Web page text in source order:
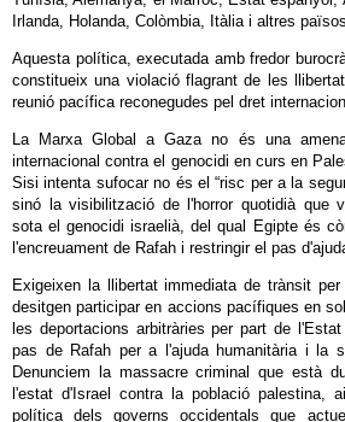
Irlanda, Holanda, Colòmbia, Itàlia i altres
Aquesta política, executada amb fredor
constitueix una violació flagrant de les
reunió pacífica reconegudes pel dret
La Marxa Global a Gaza no és una
internacional contra el genocidi en curs en
Sisi intenta sufocar no és el “risc per a la
sinó la visibilització de l'horror quotidià que
sota el genocidi israelià, del qual Egipte és
l'encreuament de Rafah i restringir el pas
Exigeixen la llibertat immediata de trànsit
desitgen participar en accions pacífiques en
les deportacions arbitràries per part de
pas de Rafah per a l'ajuda humanitària i la
Denunciem la massacre criminal que està
l'estat d'Israel contra la població palestina,
política dels governs occidentals que